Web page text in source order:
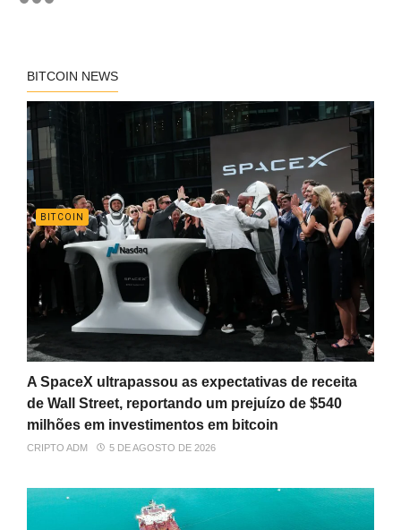
BITCOIN NEWS
BITCOIN
A SpaceX ultrapassou as expectativas de receita
de Wall Street, reportando um prejuízo de $540
milhões em investimentos em bitcoin
CRIPTO ADM 5 DE AGOSTO DE 2026